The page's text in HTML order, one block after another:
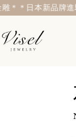
日本新品牌進駐